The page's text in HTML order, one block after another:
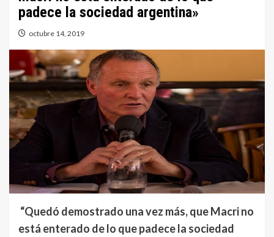
padece la sociedad argentina»
octubre 14, 2019
“Quedó demostrado una vez más, que Macri no
está enterado de lo que padece la sociedad